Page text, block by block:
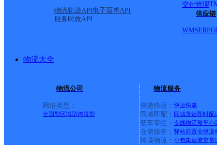
物流轨迹API电子面单API
服务时效API
交付管理
供应链
WMSERP
物流大全
物流公司
网络类型：
全国型 区域型跨境型
物流服务
快递快运： 快运快递
同城即配： 同城货运即时配
整车零担： 专线物流整车小
仓储服务： 驿站前置仓快递
跨境物流： 小包集运航空货